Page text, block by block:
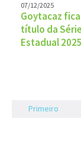
07/12/2025
Goytacaz
título da
Estadual 2025
Primeiro